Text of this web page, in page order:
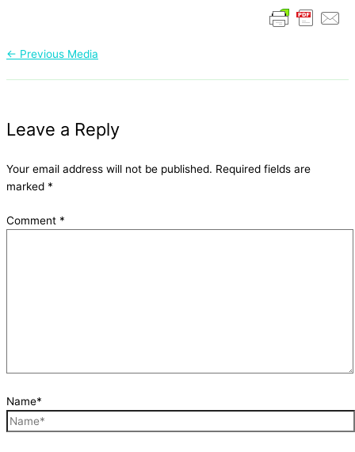
← Previous Media
Leave a Reply
Your email address will not be published. Required fields are
marked *
Comment *
Name*